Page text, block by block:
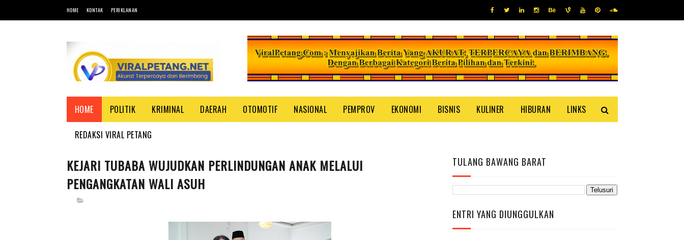
HOME KONTAK PERIKLANAN
HOME POLITIK KRIMINAL DAERAH OTOMOTIF NASIONAL PEMPROV EKONOMI BISNIS KULINER HIBURAN LINKS
REDAKSI VIRAL PETANG
KEJARI TUBABA WUJUDKAN PERLINDUNGAN ANAK MELALUI
PENGANGKATAN WALI ASUH
TULANG BAWANG BARAT
ENTRI YANG DIUNGGULKAN